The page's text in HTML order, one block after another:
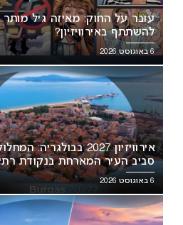
עובר על החוק: מאיזה גיל מותר
להשתתף באירוויזיון?
6 באוגוסט 2026
אירוויזיון 2027 בבולגריה:
סביב העיר המארחת בנקודת
6 באוגוסט 2026